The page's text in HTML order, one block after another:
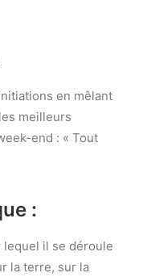
en mêlant
meilleurs
end : « Tout
:
lequel il se déroule
la terre, sur la